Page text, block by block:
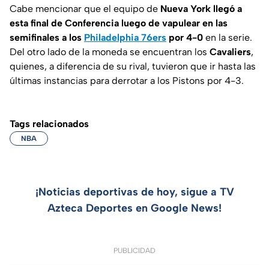
Cabe mencionar que el equipo de Nueva York llegó a
esta final de Conferencia luego de vapulear en las
semifinales a los Philadelphia 76ers por 4-0 en la serie.
Del otro lado de la moneda se encuentran los Cavaliers,
quienes, a diferencia de su rival, tuvieron que ir hasta las
últimas instancias para derrotar a los Pistons por 4-3.
Tags relacionados
NBA
¡Noticias deportivas de hoy, sigue a TV
Azteca Deportes en Google News!
PUBLICIDAD